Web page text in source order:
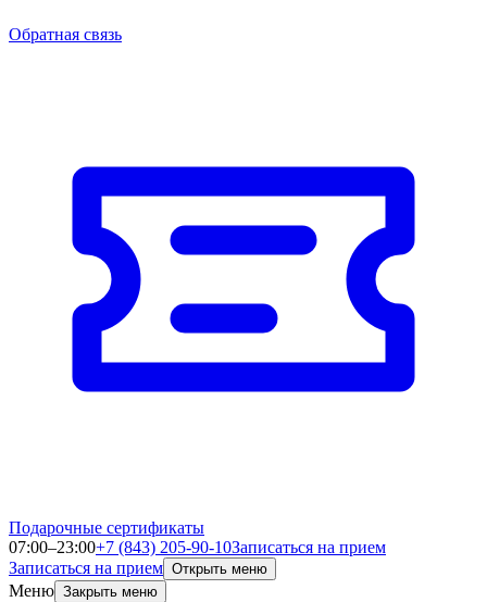
Обратная связь
Подарочные сертификаты
07:00–23:00+7 (843) 205-90-10Записаться на прием
Записаться на прием Открыть меню
Меню Закрыть меню